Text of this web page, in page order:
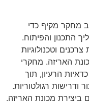
מחקר מקיף כדי
התכנון והפיתוח.
וטכנולוגיות
האריזה. מחקרי
הרעיון, תוך
ודרישות רגולטוריות.
מכונת האריזה.